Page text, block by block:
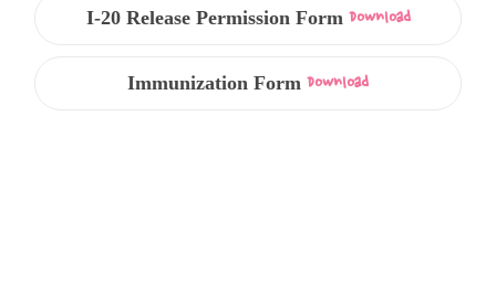
I-20 Release Permission Form Download
Immunization Form Download